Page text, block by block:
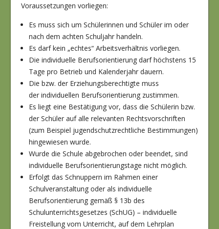
Voraussetzungen vorliegen:
Es muss sich um Schülerinnen und Schüler im oder
nach dem achten Schuljahr handeln.
Es darf kein „echtes“ Arbeitsverhältnis vorliegen.
Die individuelle Berufsorientierung darf höchstens 15
Tage pro Betrieb und Kalenderjahr dauern.
Die bzw. der Erziehungsberechtigte muss
der individuellen Berufsorientierung zustimmen.
Es liegt eine Bestätigung vor, dass die Schülerin bzw.
der Schüler auf alle relevanten Rechtsvorschriften
(zum Beispiel jugendschutzrechtliche Bestimmungen)
hingewiesen wurde.
Wurde die Schule abgebrochen oder beendet, sind
individuelle Berufsorientierungstage nicht möglich.
Erfolgt das Schnuppern im Rahmen einer
Schulveranstaltung oder als individuelle
Berufsorientierung gemäß § 13b des
Schulunterrichtsgesetzes (SchUG) – individuelle
Freistellung vom Unterricht, auf dem Lehrplan